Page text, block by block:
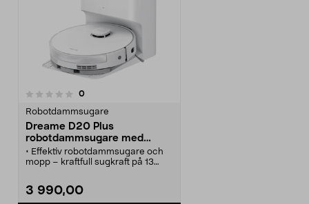
0recensioner
Robotdammsugare
Dreame D20 Plus
robotdammsugare med
mopp, vit
• Effektiv robotdammsugare och
mopp – kraftfull sugkraft på 13
gummiborstar och justerbar
3 990,00